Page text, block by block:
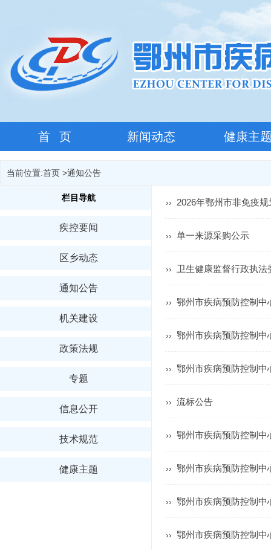
首 页 新闻动态 健康主
当前位置:首页 >通知公告
栏目导航
疾控要闻
区乡动态
通知公告
机关建设
政策法规
专题
信息公开
技术规范
健康主题
›› 2026年鄂州市非免疫
›› 单一来源采购公示
›› 卫生健康监督行政执法
›› 鄂州市疾病预防控制中
›› 鄂州市疾病预防控制中
›› 鄂州市疾病预防控制中
›› 流标公告
›› 鄂州市疾病预防控制
›› 鄂州市疾病预防控制
›› 鄂州市疾病预防控制中
›› 鄂州市疾病预防控制中